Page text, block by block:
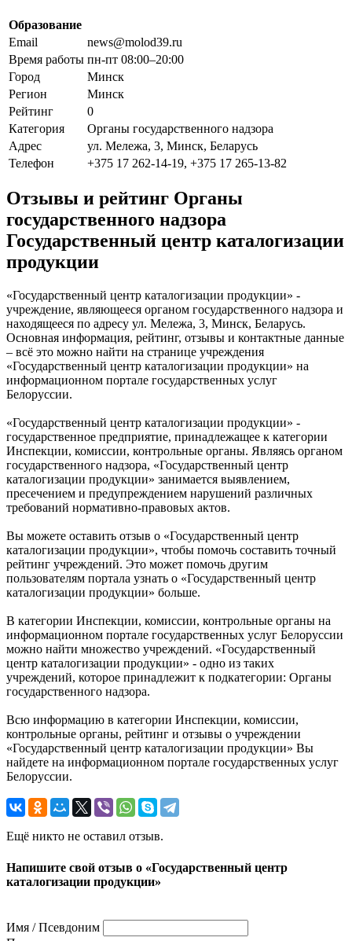
Образование
Email
news@molod39.ru
Время работы пн-пт 08:00–20:00
Город
Минск
Регион
Минск
Рейтинг
0
Категория
Органы государственного надзора
Адрес
ул. Мележа, 3, Минск, Беларусь
Телефон
+375 17 262-14-19, +375 17 265-13-82
Отзывы и рейтинг Органы
государственного надзора
Государственный центр каталогизации
продукции
«Государственный центр каталогизации продукции» -
учреждение, являющееся органом государственного надзора и
находящееся по адресу ул. Мележа, 3, Минск, Беларусь.
Основная информация, рейтинг, отзывы и контактные данные
– всё это можно найти на странице учреждения
«Государственный центр каталогизации продукции» на
информационном портале государственных услуг
Белоруссии.
«Государственный центр каталогизации продукции» -
государственное предприятие, принадлежащее к категории
Инспекции, комиссии, контрольные органы. Являясь органом
государственного надзора, «Государственный центр
каталогизации продукции» занимается выявлением,
пресечением и предупреждением нарушений различных
требований нормативно-правовых актов.
Вы можете оставить отзыв о «Государственный центр
каталогизации продукции», чтобы помочь составить точный
рейтинг учреждений. Это может помочь другим
пользователям портала узнать о «Государственный центр
каталогизации продукции» больше.
В категории Инспекции, комиссии, контрольные органы на
информационном портале государственных услуг Белоруссии
можно найти множество учреждений. «Государственный
центр каталогизации продукции» - одно из таких
учреждений, которое принадлежит к подкатегории: Органы
государственного надзора.
Всю информацию в категории Инспекции, комиссии,
контрольные органы, рейтинг и отзывы о учреждении
«Государственный центр каталогизации продукции» Вы
найдете на информационном портале государственных услуг
Белоруссии.
Ещё никто не оставил отзыв.
Напишите свой отзыв о «Государственный центр
каталогизации продукции»
Имя / Псевдоним